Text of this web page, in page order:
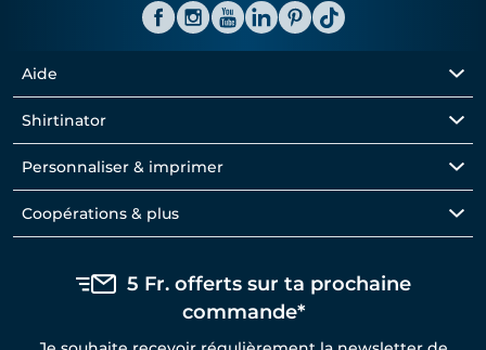
Aide
Shirtinator
Personnaliser & imprimer
Coopérations & plus
5 Fr. offerts sur ta prochaine
commande*